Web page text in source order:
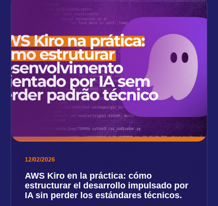
12/02/2026
AWS Kiro en la práctica: cómo
estructurar el desarrollo impulsado por
IA sin perder los estándares técnicos.